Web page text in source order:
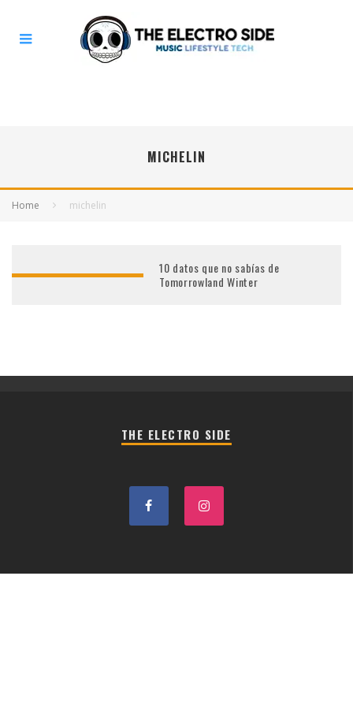
MICHELIN
Home michelin
10 datos que no sabías de
Tomorrowland Winter
THE ELECTRO SIDE